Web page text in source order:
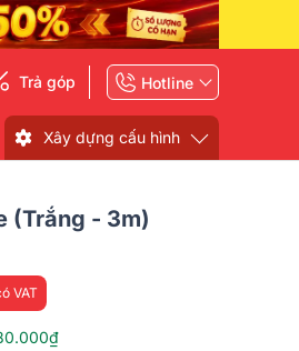
Trả góp Hotline
Xây dựng cấu hình
(Trắng - 3m)
VAT